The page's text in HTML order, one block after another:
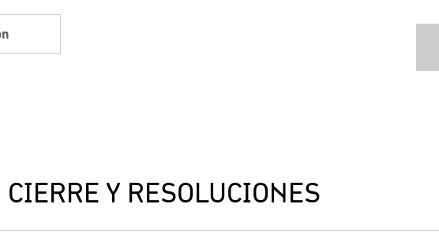
Y RESOLUCIONES